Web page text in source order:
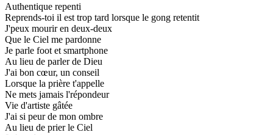
Authentique repenti
Reprends-toi il est trop tard lorsque le gong retentit
J'peux mourir en deux-deux
Que le Ciel me pardonne
Je parle foot et smartphone
Au lieu de parler de Dieu
J'ai bon cœur, un conseil
Lorsque la prière t'appelle
Ne mets jamais l'répondeur
Vie d'artiste gâtée
J'ai si peur de mon ombre
Au lieu de prier le Ciel